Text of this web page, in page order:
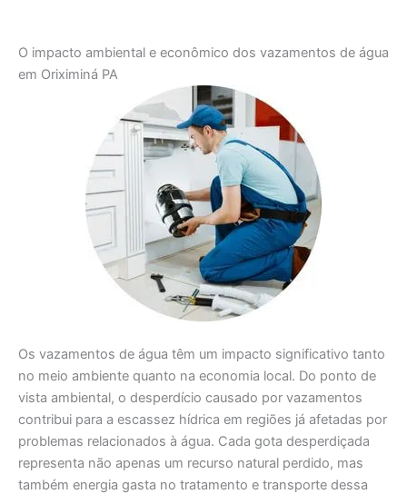
O impacto ambiental e econômico dos vazamentos de água
em Oriximiná PA
Os vazamentos de água têm um impacto significativo tanto
no meio ambiente quanto na economia local. Do ponto de
vista ambiental, o desperdício causado por vazamentos
contribui para a escassez hídrica em regiões já afetadas por
problemas relacionados à água. Cada gota desperdiçada
representa não apenas um recurso natural perdido, mas
também energia gasta no tratamento e transporte dessa